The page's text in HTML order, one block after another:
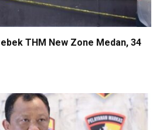
THM New Zone Medan, 34